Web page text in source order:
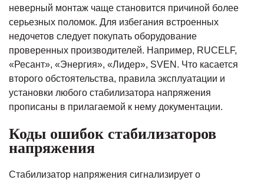
неверный монтаж чаще становится причиной более
серьезных поломок. Для избегания встроенных
недочетов следует покупать оборудование
проверенных производителей. Например, RUCELF,
«Ресант», «Энергия», «Лидер», SVEN. Что касается
второго обстоятельства, правила эксплуатации и
установки любого стабилизатора напряжения
прописаны в прилагаемой к нему документации.
Коды ошибок стабилизаторов
напряжения
Стабилизатор напряжения сигнализирует о